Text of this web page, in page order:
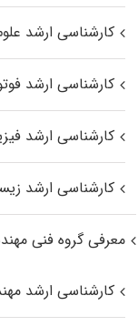
کارشناسی ارشد
کارشناسی ارشد
کارشناسی ارشد
کارشناسی ارشد
معرفی گروه فنی
کارشناسی ارشد